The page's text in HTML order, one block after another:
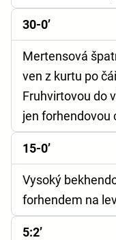
30-0’
Mertensová
ven z kurtu po
Fruhvirtovou do
jen forhendovou
15-0’
Vysoký
forhendem na
5:2’